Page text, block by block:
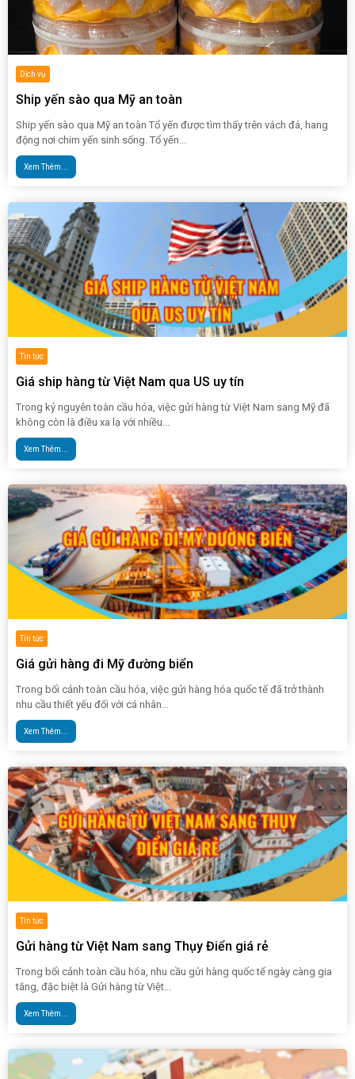
Dịch vụ
Ship yến sào qua Mỹ an toàn
Ship yến sào qua Mỹ an toàn Tổ yến được tìm thấy trên vách đá, hang
động nơi chim yến sinh sống. Tổ yến...
Xem Thêm...
Tin tức
Giá ship hàng từ Việt Nam qua US uy tín
Trong kỷ nguyên toàn cầu hóa, việc gửi hàng từ Việt Nam sang Mỹ đã
không còn là điều xa lạ với nhiều...
Xem Thêm...
Tin tức
Giá gửi hàng đi Mỹ đường biển
Trong bối cảnh toàn cầu hóa, việc gửi hàng hóa quốc tế đã trở thành
nhu cầu thiết yếu đối với cá nhân...
Xem Thêm...
Tin tức
Gửi hàng từ Việt Nam sang Thụy Điển giá rẻ
Trong bối cảnh toàn cầu hóa, nhu cầu gửi hàng quốc tế ngày càng gia
tăng, đặc biệt là Gửi hàng từ Việt...
Xem Thêm...